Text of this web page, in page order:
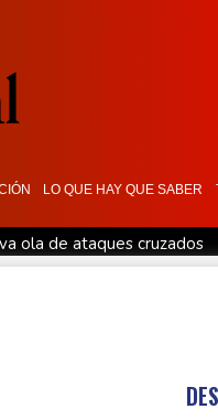
LO QUE HAY QUE SABER
ola de ataques cruzados
para socavar a su
de un dron en su